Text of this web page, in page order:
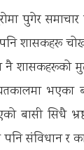
पुगेर
शासकहरू
शासकहरूको
भएका
बद्मासी सिधै
पनि संविधान र